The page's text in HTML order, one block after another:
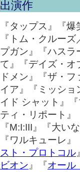
出演作
『タップス』『
『トム・クルー
プガン』『ハス
て』『デイズ・オ
ドメン』『ザ・
イア』『ミッシ
イド シャット』
ティ・リポート』
『M:I:III』『大い
『ワルキューレ』
スト・プロトコル
ビオン 』『オール